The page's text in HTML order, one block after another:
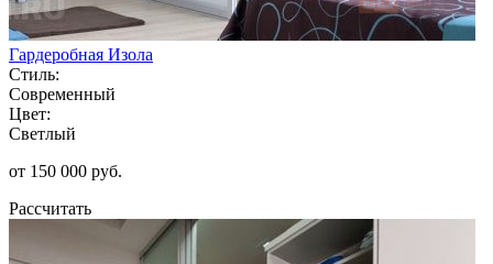
Гардеробная Изола
Стиль:
Современный
Цвет:
Светлый
от 150 000 руб.
Рассчитать